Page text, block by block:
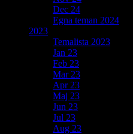
Dec 24
Egna teman 2024
2023
Temalista 2023
Jan 23
Feb 23
Mar 23
Apr 23
Maj 23
Jun 23
Jul 23
Aug 23